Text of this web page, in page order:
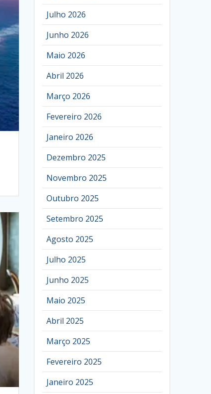
Julho 2026
Junho 2026
Maio 2026
Abril 2026
Março 2026
Fevereiro 2026
Janeiro 2026
Dezembro 2025
Novembro 2025
Outubro 2025
Setembro 2025
Agosto 2025
Julho 2025
Junho 2025
Maio 2025
Abril 2025
Março 2025
Fevereiro 2025
Janeiro 2025